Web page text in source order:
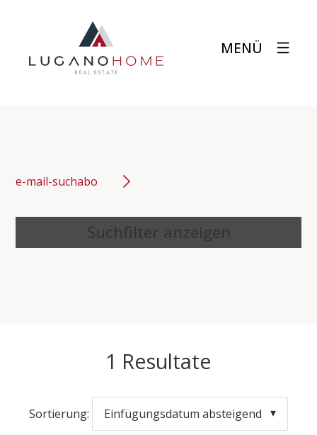
MENÜ
e-mail-suchabo
Suchfilter anzeigen
1 Resultate
Sortierung: Einfügungsdatum absteigend